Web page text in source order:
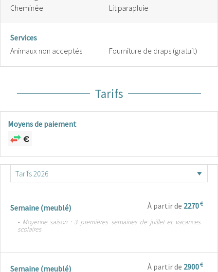
Cheminée
Lit parapluie
Services
Animaux non acceptés
Fourniture de draps (gratuit)
Tarifs
Moyens de paiement
Semaine (meublé) À partir de 2270€
• Moyenne saison : 3 premières semaines de juillet et vacances
scolaires
Semaine (meublé) À partir de 2900€